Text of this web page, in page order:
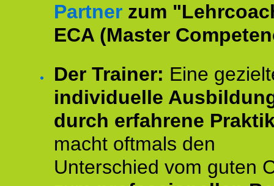
Partner zum
ECA (Master
Der Trainer: Eine
individuelle
durch erfahrene
macht oftmals den
Unterschied vom guten